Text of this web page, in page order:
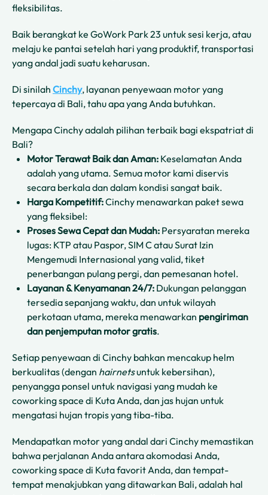
fleksibilitas.
Baik berangkat ke GoWork Park 23 untuk sesi kerja, atau
melaju ke pantai setelah hari yang produktif, transportasi
yang andal jadi suatu keharusan.
Di sinilah Cinchy, layanan penyewaan motor yang
tepercaya di Bali, tahu apa yang Anda butuhkan.
Mengapa Cinchy adalah pilihan terbaik bagi ekspatriat di
Bali?
Motor Terawat Baik dan Aman: Keselamatan Anda
adalah yang utama. Semua motor kami diservis
secara berkala dan dalam kondisi sangat baik.
Harga Kompetitif:Cinchy menawarkan paket sewa
yang fleksibel:
Proses Sewa Cepat dan Mudah: Persyaratan mereka
lugas: KTP atau Paspor, SIM C atau Surat Izin
Mengemudi Internasional yang valid, tiket
penerbangan pulang pergi, dan pemesanan hotel.
Layanan & Kenyamanan 24/7: Dukungan pelanggan
tersedia sepanjang waktu, dan untuk wilayah
perkotaan utama, mereka menawarkan pengiriman
dan penjemputan motor gratis.
Setiap penyewaan di Cinchy bahkan mencakup helm
berkualitas (dengan hairnetsuntuk kebersihan),
penyangga ponsel untuk navigasi yang mudah ke
coworking space di Kuta Anda, dan jas hujan untuk
mengatasi hujan tropis yang tiba-tiba.
Mendapatkan motor yang andal dari Cinchy memastikan
bahwa perjalanan Anda antara akomodasi Anda,
coworking space di Kuta favorit Anda, dan tempat-
tempat menakjubkan yang ditawarkan Bali, adalah hal